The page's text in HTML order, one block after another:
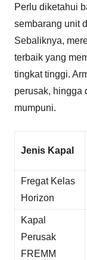
Perlu diketahui
sembarang unit
Sebaliknya,
terbaik yang
tingkat tinggi.
perusak, hingga
mumpuni.
Jenis Kapal
Fregat Kelas
Horizon
Kapal
Perusak
FREMM